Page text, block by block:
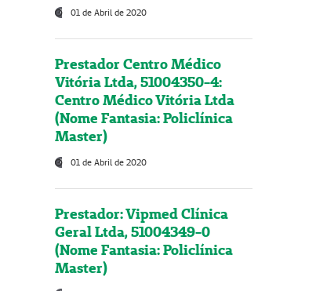
01 de Abril de 2020
Prestador Centro Médico
Vitória Ltda, 51004350-4:
Centro Médico Vitória Ltda
(Nome Fantasia: Policlínica
Master)
01 de Abril de 2020
Prestador: Vipmed Clínica
Geral Ltda, 51004349-0
(Nome Fantasia: Policlínica
Master)